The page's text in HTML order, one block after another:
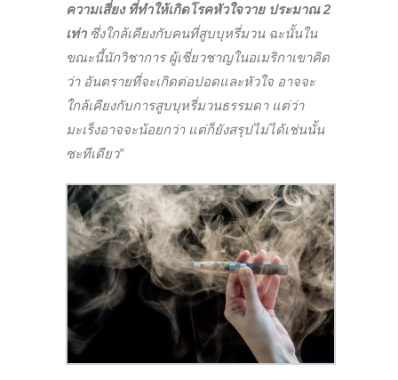
ความเสี่ยง ที่ทำให้เกิดโรคหัวใจวาย ประมาณ 2
เท่าซึ่งใกล้เคียงกับคนที่สูบบุหรี่มวน ฉะนั้นใน
ขณะนี้นักวิชาการ ผู้เชี่ยวชาญในอเมริกาเขาคิด
ว่า อันตรายที่จะเกิดต่อปอดและหัวใจ อาจจะ
ใกล้เคียงกับการสูบบุหรี่มวนธรรมดา แต่ว่า
มะเร็งอาจจะน้อยกว่า แต่ก็ยังสรุปไม่ได้เช่นนั้น
ซะทีเดียว”